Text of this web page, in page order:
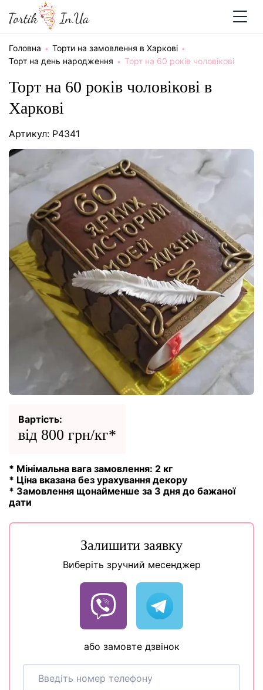
Головна
Торти на замовлення в Харкові
Торт на день народження
Торт на 60 років чоловікові
Торт на 60 років чоловікові в
Харкові
Артикул: P4341
Вартість:
від 800 грн/кг*
* Мінімальна вага замовлення: 2 кг
* Ціна вказана без урахування декору
* Замовлення щонайменше за 3 дня до бажаної
дати
Залишити заявку
Виберіть зручний месенджер
або замовте дзвінок